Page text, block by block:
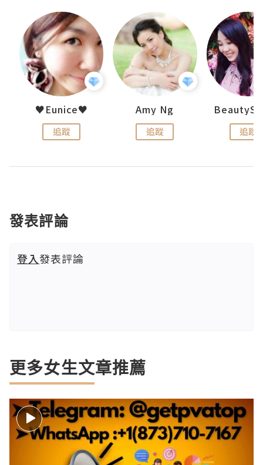
♥Eunice♥
追蹤
Amy Ng
追蹤 追蹤
發表評論
登入發表評論
更多女生文章推薦